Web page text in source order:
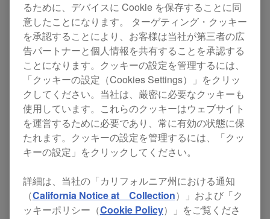
Others
るために、デバイスに Cookie を保存することに同
意したことになります。 ターゲティング・クッキー
を承認することにより、お客様は当社が第三者の広
告パートナーと個人情報を共有することを承認する
ことになります。クッキーの設定を管理するには、
「クッキーの設定（Cookies Settings）」をクリッ
クしてください。当社は、厳密に必要なクッキーも
使用しています。これらのクッキーはウェブサイト
を運営するために必要であり、常に有効の状態に保
たれます。クッキーの設定を管理するには、「クッ
キーの設定」をクリックしてください。
詳細は、当社の「カリフォルニア州における通知
（California Notice at Collection）」および「ク
ッキーポリシー（Cookie Policy）」をご覧くださ